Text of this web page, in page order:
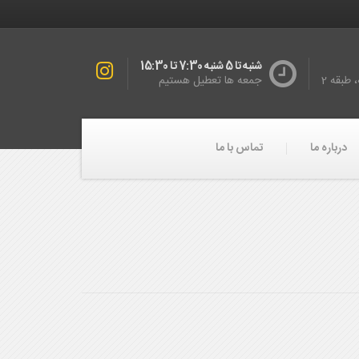
2
شنبه تا 5 شنبه 7:30 تا 15:30
جمعه ها تعطیل هستیم
درباره ما تماس با ما